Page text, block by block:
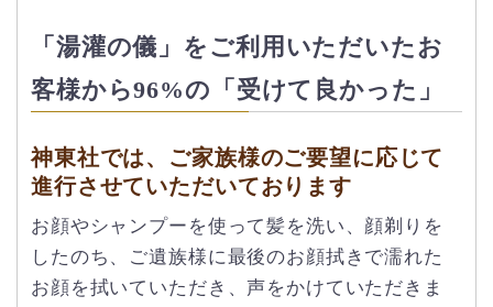
「湯灌の儀」をご利用いただいたお
客様から96%の「受けて良かった」
神東社では、ご家族様のご要望に応じて
進行させていただいております
お顔やシャンプーを使って髪を洗い、顔剃りを
したのち、ご遺族様に最後のお顔拭きで濡れた
お顔を拭いていただき、声をかけていただきま